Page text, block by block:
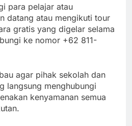
para pelajar atau
datang atau mengikuti tour
gratis yang digelar selama
ke nomor +62 811-
agar pihak sekolah dan
langsung menghubungi
kenyamanan semua